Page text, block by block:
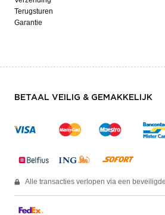
Terugsturen
Garantie
BETAAL VEILIG & GEMAKKELIJK
Alle transacties verlopen via een